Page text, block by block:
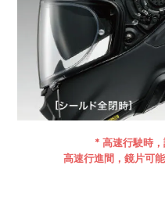
* 高速行駛時，
高速行進間，鏡片可